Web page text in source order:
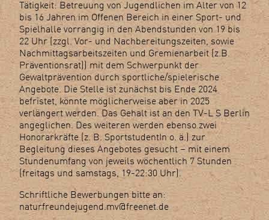
Tätigkeit: Betreuung von Jugendlichen im Alter von 12
bis 16 Jahren im Offenen Bereich in einer Sport- und
Spielhalle vorrangig in den Abendstunden von 19 bis
22 Uhr (zzgl. Vor- und Nachbereitungszeiten, sowie
Nachmittagsarbeitszeiten und Gremienarbeit (z.B.
Präventionsrat)) mit dem Schwerpunkt der
Gewaltprävention durch sportliche/spielerische
Angebote. Die Stelle ist zunächst bis Ende 2024
befristet, könnte möglicherweise aber in 2025
verlängert werden. Das Gehalt ist an den TV-L S Berlin
angeglichen. Des weiteren werden ebenso zwei
Honorarkräfte (z. B. SportstudentIn o. ä.) zur
Begleitung dieses Angebotes gesucht – mit einem
Stundenumfang von jeweils wöchentlich 7 Stunden
(freitags und samstags, 19-22:30 Uhr).
Schriftliche Bewerbungen bitte an:
naturfreundejugend.mv@freenet.de